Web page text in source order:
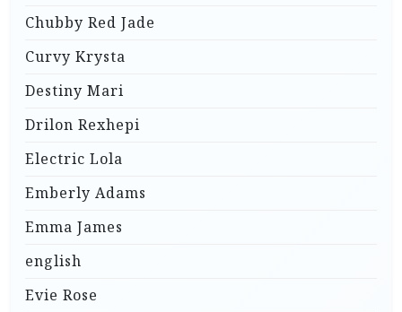
Chubby Red Jade
Curvy Krysta
Destiny Mari
Drilon Rexhepi
Electric Lola
Emberly Adams
Emma James
english
Evie Rose